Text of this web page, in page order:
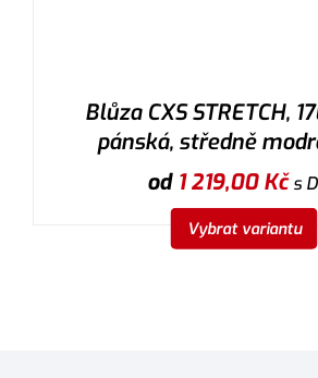
Blůza CXS STRETCH,
pánská, středně
od 1 219,00Kčs
Vybrat variantu